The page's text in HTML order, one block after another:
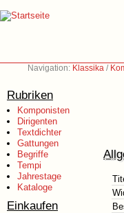
Navigation: Klassika /
Rubriken
Komponisten
Dirigenten
Textdichter
Gattungen
Begriffe
Tempi
Jahrestage
Kataloge
Einkaufen